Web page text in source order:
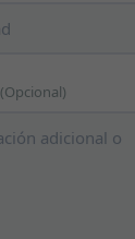
(Opcional)